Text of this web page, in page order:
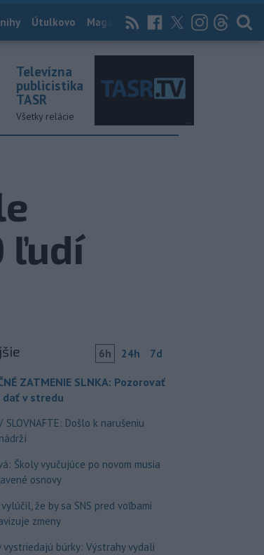
Útulkovo Magazín News Now Archív
Televízna
publicistika
TASR
Všetky relácie
ľudí
6h 24h 7d
ZATMENIE SLNKA: Pozorovať
dať v stredu
SLOVNAFTE: Došlo k narušeniu
Školy vyučujúce po novom musia
osnovy
že by sa SNS pred voľbami
zmeny
vystriedajú búrky: Výstrahy vydali